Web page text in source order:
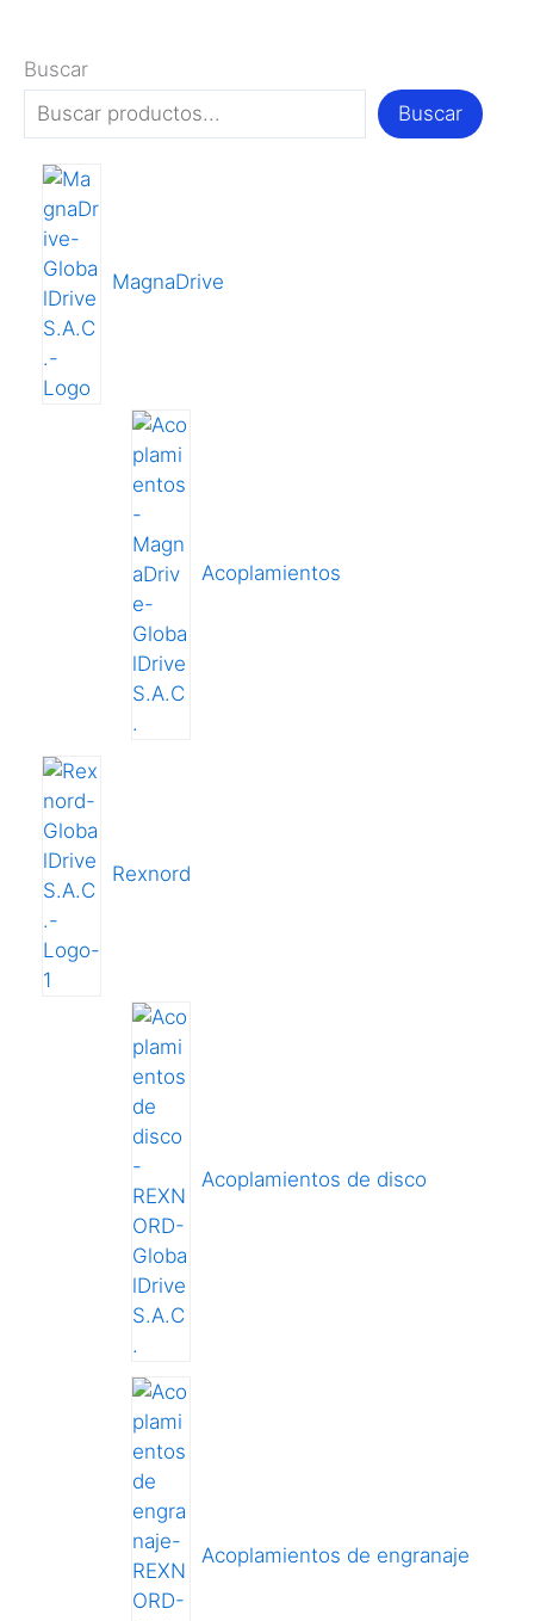
Buscar
Buscar
MagnaDrive
Acoplamientos
Rexnord
Acoplamientos de disco
Acoplamientos de engranaje